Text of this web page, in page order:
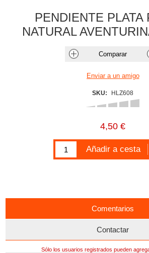
PENDIENTE PLATA
NATURAL
SKU: HLZ608
4,50 €
Comentarios
Contactar
Sólo los usuarios registrados pueden